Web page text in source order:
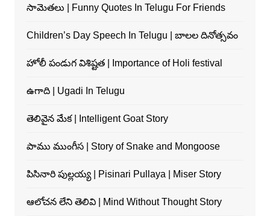
సామెతలు | Funny Quotes In Telugu For Friends
Children’s Day Speech In Telugu | బాలల దినోత్సవం
హోలీ పండుగ విశిష్టత | Importance of Holi festival
ఉగాది | Ugadi In Telugu
తెలివైన మేక | Intelligent Goat Story
పాము ముంగీస | Story of Snake and Mongoose
పిసినారి పుల్లయ్య | Pisinari Pullaya | Miser Story
ఆలోచన లేని తెలివి | Mind Without Thought Story